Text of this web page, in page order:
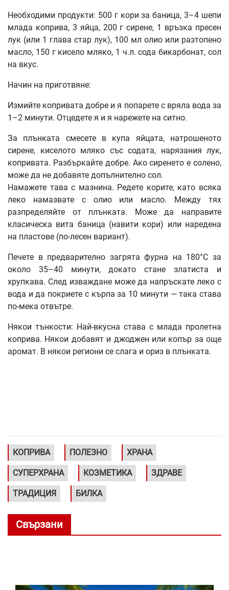
Необходими продукти: 500 г кори за баница, 3–4 шепи
млада коприва, 3 яйца, 200 г сирене, 1 връзка пресен
лук (или 1 глава стар лук), 100 мл олио или разтопено
масло, 150 г кисело мляко, 1 ч.л. сода бикарбонат, сол
на вкус.
Начин на приготвяне:
Измийте копривата добре и я попарете с вряла вода за
1–2 минути. Отцедете я и я нарежете на ситно.
За плънката смесете в купа яйцата, натрошеното
сирене, киселото мляко със содата, нарязания лук,
копривата. Разбъркайте добре. Ако сиренето е солено,
може да не добавяте допълнително сол.
Намажете тава с мазнина. Редете корите, като всяка
леко намазвате с олио или масло. Между тях
разпределяйте от плънката. Може да направите
класическа вита баница (навити кори) или наредена
на пластове (по-лесен вариант).
Печете в предварително загрята фурна на 180°C за
около 35–40 минути, докато стане златиста и
хрупкава. След изваждане може да напръскате леко с
вода и да покриете с кърпа за 10 минути — така става
по-мека отвътре.
Някои тънкости: Най-вкусна става с млада пролетна
коприва. Някои добавят и джоджен или копър за още
аромат. В някои региони се слага и ориз в плънката.
КОПРИВА ПОЛЕЗНО ХРАНА
СУПЕРХРАНА КОЗМЕТИКА ЗДРАВЕ
ТРАДИЦИЯ БИЛКА
Свързани